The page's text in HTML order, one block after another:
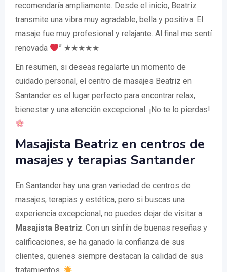
recomendaría ampliamente. Desde el inicio, Beatriz
transmite una vibra muy agradable, bella y positiva. El
masaje fue muy profesional y relajante. Al final me sentí
renovada
” ★★★★★
En resumen, si deseas regalarte un momento de
cuidado personal, el centro de masajes Beatriz en
Santander es el lugar perfecto para encontrar relax,
bienestar y una atención excepcional. ¡No te lo pierdas!
Masajista Beatriz en centros de
masajes y terapias Santander
En Santander hay una gran variedad de centros de
masajes, terapias y estética, pero si buscas una
experiencia excepcional, no puedes dejar de visitar a
Masajista Beatriz. Con un sinfín de buenas reseñas y
calificaciones, se ha ganado la confianza de sus
clientes, quienes siempre destacan la calidad de sus